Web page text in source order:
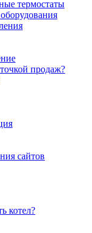
термостаты
продаж?
сайтов
котел?